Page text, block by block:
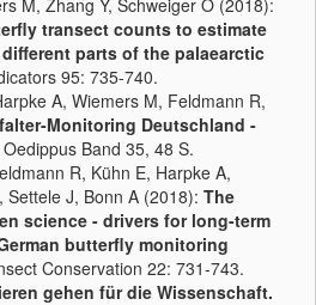
M, Zhang Y, Schweiger O (2018):
transect counts to estimate
parts of the palaearctic
95: 735-740.
A, Wiemers M, Feldmann R,
Monitoring Deutschland -
Oedippus Band 35, 48 S.
R, Kühn E, Harpke A,
Settele J, Bonn A (2018): The
science - drivers for long-term
butterfly monitoring
Conservation 22: 731-743.
gehen für die Wissenschaft.